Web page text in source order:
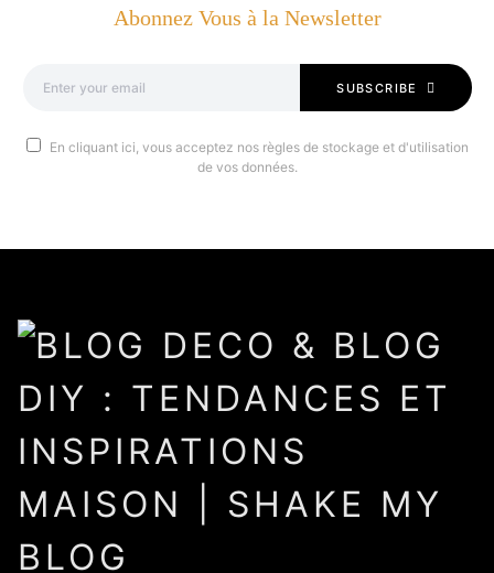
Abonnez Vous à la Newsletter
SUBSCRIBE
En cliquant ici, vous acceptez nos règles de stockage et d'utilisation
de vos données.